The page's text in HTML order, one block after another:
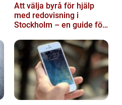
Att välja byrå för hjälp
med redovisning i
Stockholm – en guide för